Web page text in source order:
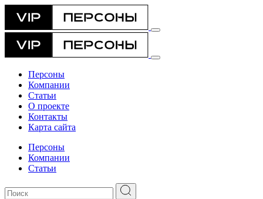
Персоны
Компании
Статьи
О проекте
Контакты
Карта сайта
Персоны
Компании
Статьи